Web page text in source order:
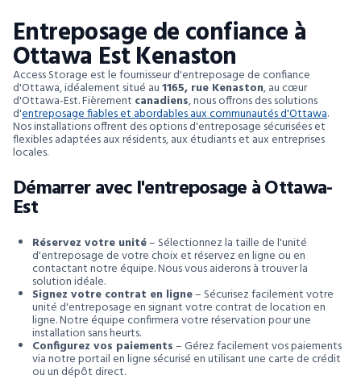
Entreposage de confiance à
Ottawa Est Kenaston
Access Storage est le fournisseur d'entreposage de confiance
d'Ottawa, idéalement situé au1165, rue Kenaston, au cœur
d'Ottawa-Est. Fièrement canadiens, nous offrons des solutions
d'entreposage fiables et abordables aux communautés d'Ottawa.
Nos installations offrent des options d'entreposage sécurisées et
flexibles adaptées aux résidents, aux étudiants et aux entreprises
locales.
Démarrer avec l'entreposage à Ottawa-
Est
Réservez votre unité– Sélectionnez la taille de l'unité
d'entreposage de votre choix et réservez en ligne ou en
contactant notre équipe. Nous vous aiderons à trouver la
solution idéale.
Signez votre contrat en ligne– Sécurisez facilement votre
unité d'entreposage en signant votre contrat de location en
ligne. Notre équipe confirmera votre réservation pour une
installation sans heurts.
Configurez vos paiements– Gérez facilement vos paiements
via notre portail en ligne sécurisé en utilisant une carte de crédit
ou un dépôt direct.